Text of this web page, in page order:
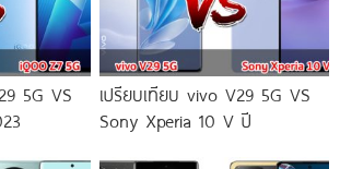
5G VS
เปรียบเทียบ vivo V29 5G VS
Sony Xperia 10 V ปี